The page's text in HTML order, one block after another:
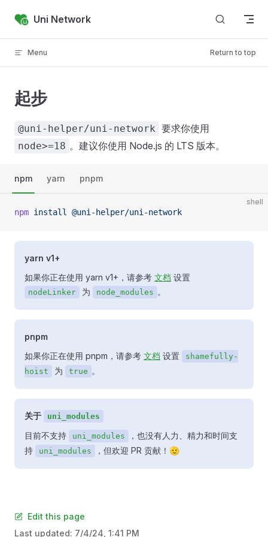
Skip to content
Uni Network
Menu Return to top
起步
@uni-helper/uni-network 要求你使用
node>=18 。建议你使用 Node.js 的 LTS 版本。
npm yarn pnpm
shell
npm install @uni-helper/uni-network
yarn v1+
如果你正在使用 yarn v1+，请参考 文档 设置
nodeLinker 为 node_modules 。
pnpm
如果你正在使用 pnpm，请参考 文档 设置
shamefully-
hoist
为 true 。
关于 uni_modules
目前不支持 uni_modules
，也没有人力、精力和时间支
持
uni_modules ，但欢迎 PR 贡献！🫡
Edit this page
Last updated: 7/4/24, 1:41 PM